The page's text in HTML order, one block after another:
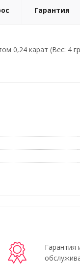
Гарантия
0,24 карат (Вес: 4
Гарантия